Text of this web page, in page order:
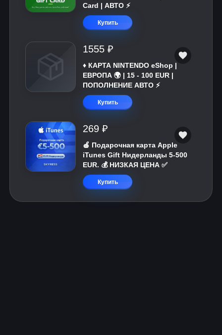
Card | АВТО ⚡
Купить
1555 ₽
♦️ КАРТА NINTENDO eShop |
ЕВРОПА 🌍 | 15 - 100 EUR |
ПОПОЛНЕНИЕ АВТО ⚡
Купить
269 ₽
🍎 Подарочная карта Apple
iTunes Gift Нидерланды 5-500
EUR. 💰 НИЗКАЯ ЦЕНА ✅
Купить